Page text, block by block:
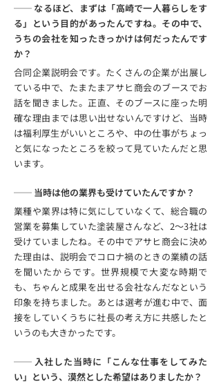
── なるほど、まずは「高崎で一人暮らしをす
る」という目的があったんですね。その中で、
うちの会社を知ったきっかけは何だったんです
か？
合同企業説明会です。たくさんの企業が出展し
ている中で、たまたまアサヒ商会のブースでお
話を聞きました。正直、そのブースに座った明
確な理由までは思い出せないんですけど、当時
は福利厚生がいいところや、中の仕事がちょっ
と気になったところを絞って見ていたんだと思
います。
── 当時は他の業界も受けていたんですか？
業種や業界は特に気にしていなくて、総合職の
営業を募集していた塗装屋さんなど、2～3社は
受けていましたね。その中でアサヒ商会に決め
た理由は、説明会でコロナ禍のときの業績の話
を聞いたからです。世界規模で大変な時期で
も、ちゃんと成果を出せる会社なんだなという
印象を持ちました。あとは選考が進む中で、面
接をしていくうちに社長の考え方に共感したと
いうのも大きかったです。
── 入社した当時に「こんな仕事をしてみた
い」という、漠然とした希望はありましたか？